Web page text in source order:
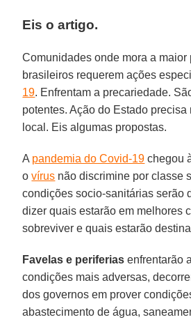
Eis o artigo.
Comunidades onde mora a maior
brasileiros requerem ações
19. Enfrentam a precariedade.
potentes. Ação do Estado
local. Eis algumas propostas.
A pandemia do Covid-19 chegou
ovírus não discrimine por classe
condições socio-sanitárias serão
dizer quais estarão em melhores
sobreviver e quais estarão
Favelas e periferias enfrentarão
condições mais adversas,
dos governos em prover
abastecimento de água,